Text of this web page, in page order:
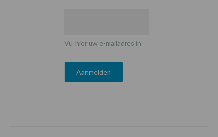
Vul hier uw e-mailadres in